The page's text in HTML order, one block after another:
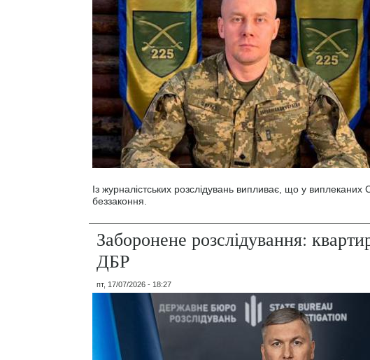
Із журналістських розслідувань випливає, що у
беззаконня.
Заборонене розслідування:
ДБР
пт, 17/07/2026 - 18:27